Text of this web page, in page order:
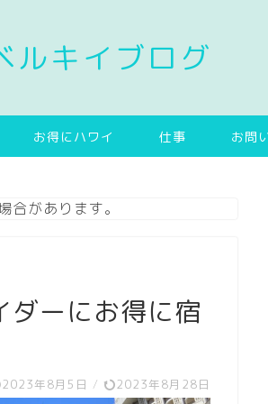
ルキイブログ
お得にハワイ 仕事 お問
があります。
ダーにお得に宿
2023年8月5日 / 2023年8月28日